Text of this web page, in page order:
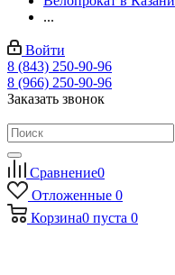
...
Войти
8 (843) 250-90-96
8 (966) 250-90-96
Заказать звонок
Сравнение0
Отложенные 0
Корзина0 пуста 0